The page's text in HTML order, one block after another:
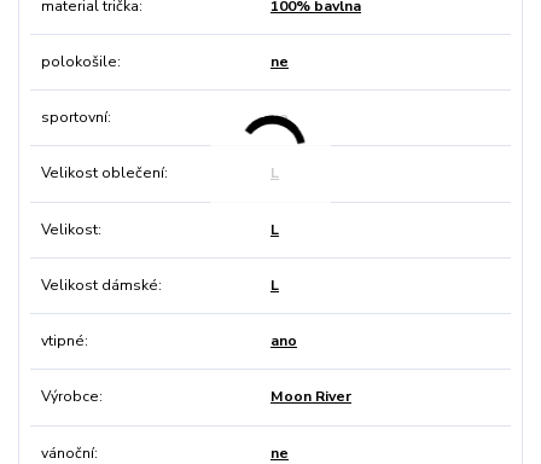
material trička 100% bavlna
polokošile ne
sportovní ne
Velikost oblečení L
Velikost L
Velikost dámské L
vtipné ano
Výrobce Moon River
vánoční ne